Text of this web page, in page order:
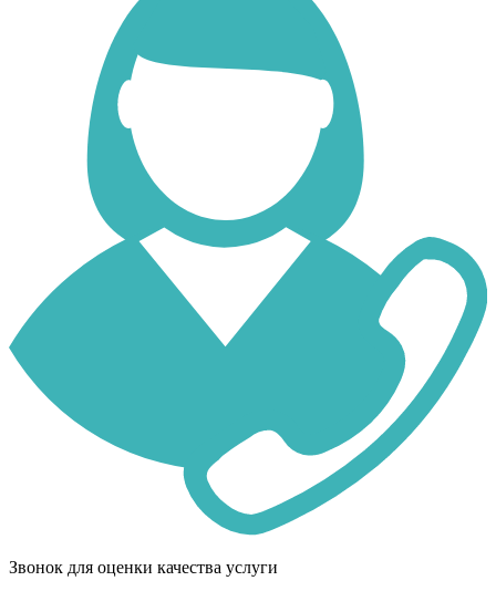
Звонок для оценки качества услуги